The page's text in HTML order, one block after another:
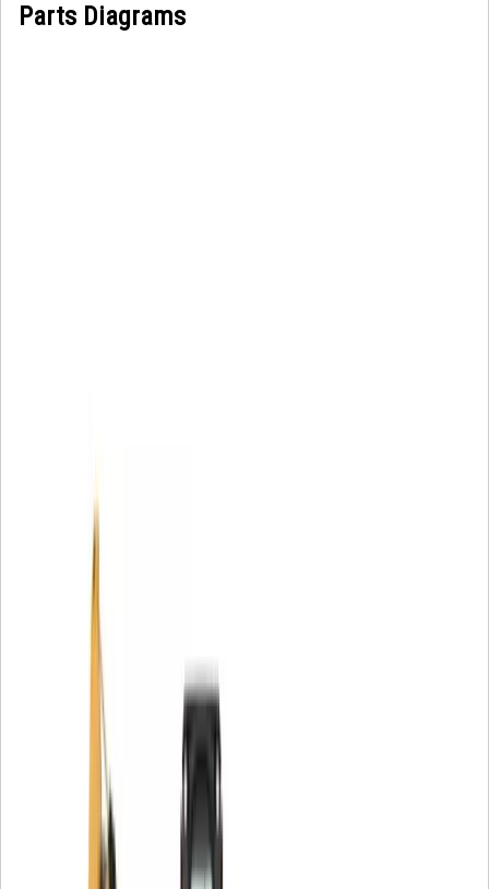
Parts Diagrams